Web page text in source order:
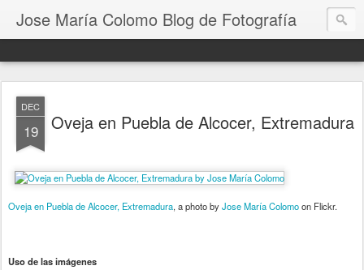
Jose María Colomo Blog de Fotografía
DEC
19 Oveja en Puebla de Alcocer, Extremadura
Oveja en Puebla de Alcocer, Extremadura, a photo byJose María Colomoon Flickr.
Uso de las imágenes